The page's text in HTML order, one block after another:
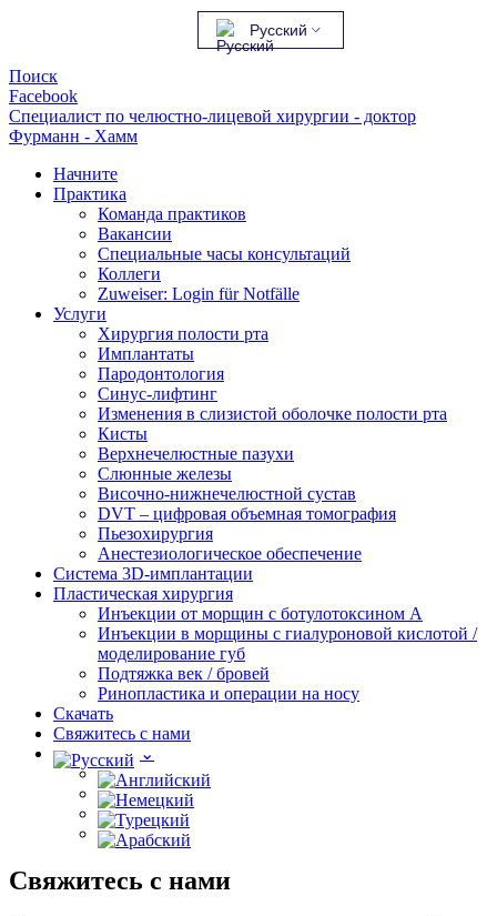
Русский
Поиск
Facebook
Специалист по челюстно-лицевой хирургии - доктор
Фурманн - Хамм
Начните
Практика
Команда практиков
Вакансии
Специальные часы консультаций
Коллеги
Zuweiser: Login für Notfälle
Услуги
Хирургия полости рта
Имплантаты
Пародонтология
Синус-лифтинг
Изменения в слизистой оболочке полости рта
Кисты
Верхнечелюстные пазухи
Слюнные железы
Височно-нижнечелюстной сустав
DVT – цифровая объемная томография
Пьезохирургия
Анестезиологическое обеспечение
Система 3D-имплантации
Пластическая хирургия
Инъекции от морщин с ботулотоксином А
Инъекции в морщины с гиалуроновой кислотой /
моделирование губ
Подтяжка век / бровей
Ринопластика и операции на носу
Скачать
Свяжитесь с нами
Свяжитесь с нами